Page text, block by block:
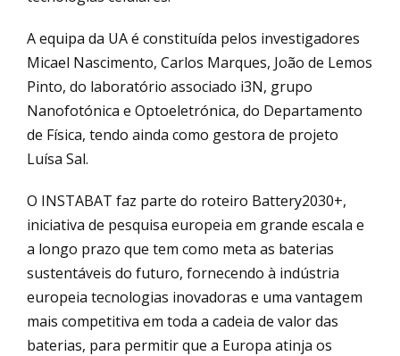
A equipa da UA é constituída pelos investigadores
Micael Nascimento, Carlos Marques, João de Lemos
Pinto, do laboratório associado i3N, grupo
Nanofotónica e Optoeletrónica, do Departamento
de Física, tendo ainda como gestora de projeto
Luísa Sal.
O INSTABAT faz parte do roteiro Battery2030+,
iniciativa de pesquisa europeia em grande escala e
a longo prazo que tem como meta as baterias
sustentáveis do futuro, fornecendo à indústria
europeia tecnologias inovadoras e uma vantagem
mais competitiva em toda a cadeia de valor das
baterias, para permitir que a Europa atinja os